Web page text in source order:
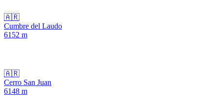
🇦🇷
Cumbre del Laudo
6152 m
🇦🇷
Cerro San Juan
6148 m